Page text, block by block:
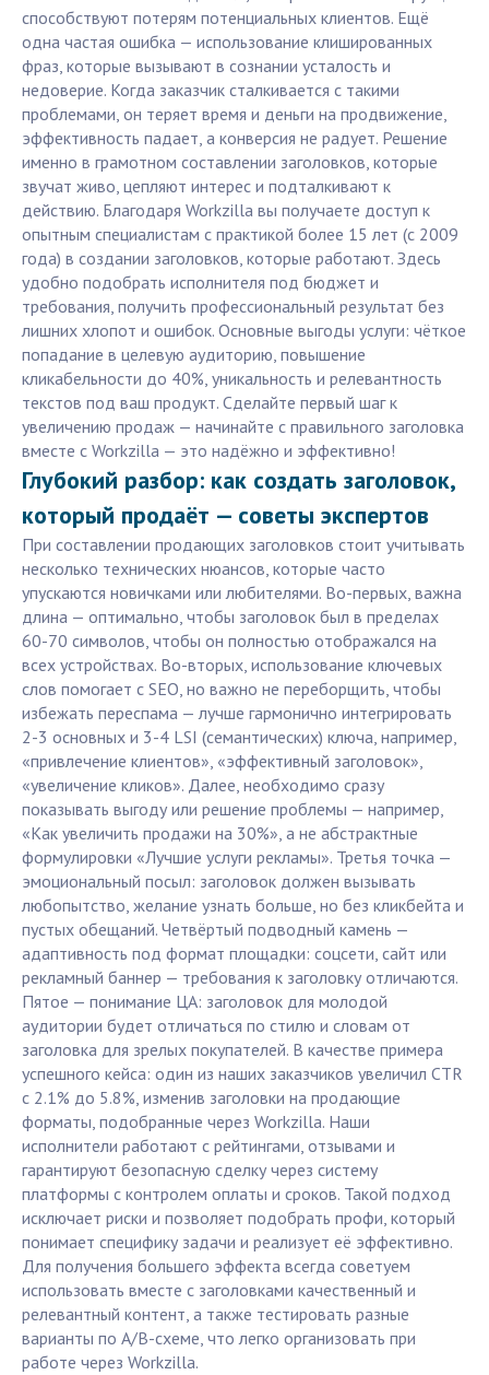
способствуют потерям потенциальных клиентов. Ещё
одна частая ошибка — использование клишированных
фраз, которые вызывают в сознании усталость и
недоверие. Когда заказчик сталкивается с такими
проблемами, он теряет время и деньги на продвижение,
эффективность падает, а конверсия не радует. Решение
именно в грамотном составлении заголовков, которые
звучат живо, цепляют интерес и подталкивают к
действию. Благодаря Workzilla вы получаете доступ к
опытным специалистам с практикой более 15 лет (с 2009
года) в создании заголовков, которые работают. Здесь
удобно подобрать исполнителя под бюджет и
требования, получить профессиональный результат без
лишних хлопот и ошибок. Основные выгоды услуги: чёткое
попадание в целевую аудиторию, повышение
кликабельности до 40%, уникальность и релевантность
текстов под ваш продукт. Сделайте первый шаг к
увеличению продаж — начинайте с правильного заголовка
вместе с Workzilla — это надёжно и эффективно!
Глубокий разбор: как создать заголовок,
который продаёт — советы экспертов
При составлении продающих заголовков стоит учитывать
несколько технических нюансов, которые часто
упускаются новичками или любителями. Во-первых, важна
длина — оптимально, чтобы заголовок был в пределах
60-70 символов, чтобы он полностью отображался на
всех устройствах. Во-вторых, использование ключевых
слов помогает с SEO, но важно не переборщить, чтобы
избежать переспама — лучше гармонично интегрировать
2-3 основных и 3-4 LSI (семантических) ключа, например,
«привлечение клиентов», «эффективный заголовок»,
«увеличение кликов». Далее, необходимо сразу
показывать выгоду или решение проблемы — например,
«Как увеличить продажи на 30%», а не абстрактные
формулировки «Лучшие услуги рекламы». Третья точка —
эмоциональный посыл: заголовок должен вызывать
любопытство, желание узнать больше, но без кликбейта и
пустых обещаний. Четвёртый подводный камень —
адаптивность под формат площадки: соцсети, сайт или
рекламный баннер — требования к заголовку отличаются.
Пятое — понимание ЦА: заголовок для молодой
аудитории будет отличаться по стилю и словам от
заголовка для зрелых покупателей. В качестве примера
успешного кейса: один из наших заказчиков увеличил CTR
с 2.1% до 5.8%, изменив заголовки на продающие
форматы, подобранные через Workzilla. Наши
исполнители работают с рейтингами, отзывами и
гарантируют безопасную сделку через систему
платформы с контролем оплаты и сроков. Такой подход
исключает риски и позволяет подобрать профи, который
понимает специфику задачи и реализует её эффективно.
Для получения большего эффекта всегда советуем
использовать вместе с заголовками качественный и
релевантный контент, а также тестировать разные
варианты по A/B-схеме, что легко организовать при
работе через Workzilla.